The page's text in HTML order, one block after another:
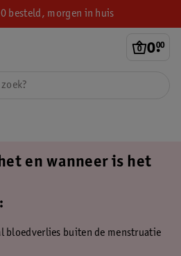
besteld, morgen in huis
0.
00
en wanneer is het
bloedverlies buiten de menstruatie